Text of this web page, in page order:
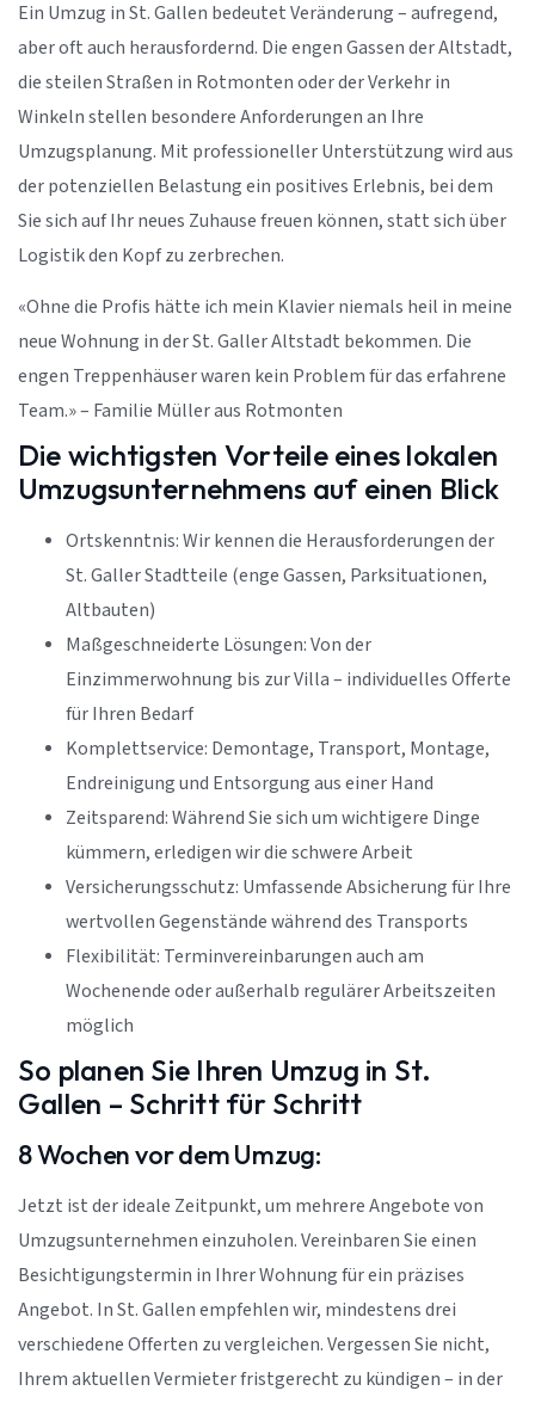
Ein Umzug in St. Gallen bedeutet Veränderung – aufregend,
aber oft auch herausfordernd. Die engen Gassen der Altstadt,
die steilen Straßen in Rotmonten oder der Verkehr in
Winkeln stellen besondere Anforderungen an Ihre
Umzugsplanung. Mit professioneller Unterstützung wird aus
der potenziellen Belastung ein positives Erlebnis, bei dem
Sie sich auf Ihr neues Zuhause freuen können, statt sich über
Logistik den Kopf zu zerbrechen.
«Ohne die Profis hätte ich mein Klavier niemals heil in meine
neue Wohnung in der St. Galler Altstadt bekommen. Die
engen Treppenhäuser waren kein Problem für das erfahrene
Team.» – Familie Müller aus Rotmonten
Die wichtigsten Vorteile eines lokalen
Umzugsunternehmens auf einen Blick
Ortskenntnis: Wir kennen die Herausforderungen der
St. Galler Stadtteile (enge Gassen, Parksituationen,
Altbauten)
Maßgeschneiderte Lösungen: Von der
Einzimmerwohnung bis zur Villa – individuelles Offerte
für Ihren Bedarf
Komplettservice: Demontage, Transport, Montage,
Endreinigung und Entsorgung aus einer Hand
Zeitsparend: Während Sie sich um wichtigere Dinge
kümmern, erledigen wir die schwere Arbeit
Versicherungsschutz: Umfassende Absicherung für Ihre
wertvollen Gegenstände während des Transports
Flexibilität: Terminvereinbarungen auch am
Wochenende oder außerhalb regulärer Arbeitszeiten
möglich
So planen Sie Ihren Umzug in St.
Gallen – Schritt für Schritt
8 Wochen vor dem Umzug:
Jetzt ist der ideale Zeitpunkt, um mehrere Angebote von
Umzugsunternehmen einzuholen. Vereinbaren Sie einen
Besichtigungstermin in Ihrer Wohnung für ein präzises
Angebot. In St. Gallen empfehlen wir, mindestens drei
verschiedene Offerten zu vergleichen. Vergessen Sie nicht,
Ihrem aktuellen Vermieter fristgerecht zu kündigen – in der